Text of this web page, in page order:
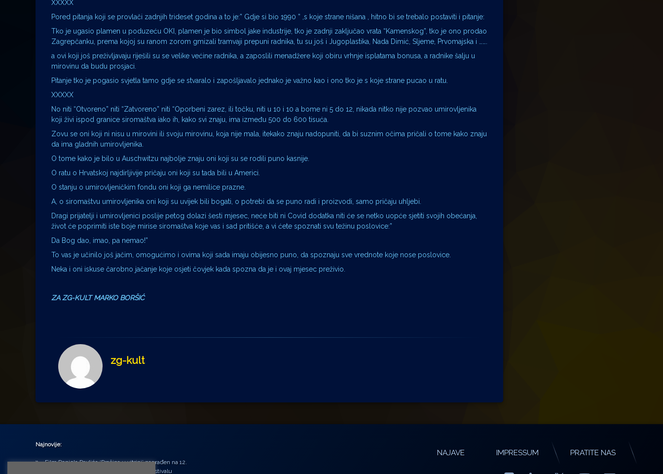
XXXXX
Pored pitanja koji se provlači zadnjih trideset godina a to je:” Gdje si bio 1990 ” ,s koje strane nišana , hitno bi se trebalo postaviti i pitanje:
Tko je ugasio plamen u poduzeću OKI, plamen je bio simbol jake industrije, tko je zadnji zaključao vrata “Kamenskog”, tko je ono prodao
Zagrepčanku, prema kojoj su ranom zorom gmizali tramvaji prepuni radnika, tu su još i Jugoplastika, Nada Dimić, Sljeme, Prvomajska i …….
a ovi koji još preživljavaju riješili su se velike većine radnika, a zaposlili menadžere koji obiru vrhnje isplatama bonusa, a radnike šalju u
mirovinu da budu prosjaci.
Pitanje tko je pogasio svjetla tamo gdje se stvaralo i zapošljavalo jednako je važno kao i ono tko je s koje strane pucao u ratu.
XXXXX
No niti “Otvoreno” niti “Zatvoreno” niti “Oporbeni zarez, ili točku, niti u 10 i 10 a bome ni 5 do 12, nikada nitko nije pozvao umirovljenika
koji živi ispod granice siromaštva iako ih, kako svi znaju, ima između 500 do 600 tisuća.
Zovu se oni koji ni nisu u mirovini ili svoju mirovinu, koja nije mala, itekako znaju nadopuniti, da bi suznim očima pričali o tome kako znaju
da ima gladnih umirovljenika.
O tome kako je bilo u Auschwitzu najbolje znaju oni koji su se rodili puno kasnije.
O ratu o Hrvatskoj najdirljivije pričaju oni koji su tada bili u Americi.
O stanju o umirovljeničkim fondu oni koji ga nemilice prazne.
A, o siromaštvu umirovljenika oni koji su uvijek bili bogati, o potrebi da se puno radi i proizvodi, samo pričaju uhljebi.
Dragi prijatelji i umirovljenici poslije petog dolazi šesti mjesec, neće biti ni Covid dodatka niti će se netko uopće sjetiti svojih obećanja,
život će poprimiti iste boje mirise siromaštva koje vas i sad pritišće, a vi ćete spoznati svu težinu poslovice:”
Da Bog dao, imao, pa nemao!”
To vas je učinilo još jačim, omogućimo i ovima koji sada imaju obijesno puno, da spoznaju sve vrednote koje nose poslovice.
Neka i oni iskuse čarobno jačanje koje osjeti čovjek kada spozna da je i ovaj mjesec preživio.
ZA ZG-KULT MARKO BORŠIĆ
zg-kult
Najnovije:
Film Daniela Pavlića ‘Prašina u vitrini’ nagrađen na 12.
Green Montenegro International Film Festivalu
NAJAVE IMPRESSUM PRATITE NAS